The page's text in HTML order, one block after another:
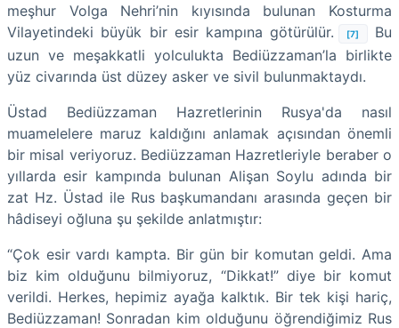
meşhur Volga Nehri’nin kıyısında bulunan Kosturma
Vilayetindeki büyük bir esir kampına götürülür.
[7]
Bu
uzun ve meşakkatli yolculukta Bediüzzaman’la birlikte
yüz civarında üst düzey asker ve sivil bulunmaktaydı.
Üstad Bediüzzaman Hazretlerinin Rusya'da nasıl
muamelelere maruz kaldığını anlamak açısından önemli
bir misal veriyoruz. Bediüzzaman Hazretleriyle beraber o
yıllarda esir kampında bulunan Alişan Soylu adında bir
zat Hz. Üstad ile Rus başkumandanı arasında geçen bir
hâdiseyi oğluna şu şekilde anlatmıştır:
“Çok esir vardı kampta. Bir gün bir komutan geldi. Ama
biz kim olduğunu bilmiyoruz, “Dikkat!” diye bir komut
verildi. Herkes, hepimiz ayağa kalktık. Bir tek kişi hariç,
Bediüzzaman! Sonradan kim olduğunu öğrendiğimiz Rus